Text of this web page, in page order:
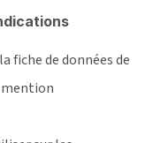
fiche de données de